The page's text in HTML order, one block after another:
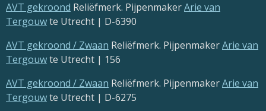
AVT gekroond Reliëfmerk. PijpenmakerArie van
Tergouwte Utrecht | D-6390
AVT gekroond / Zwaan Reliëfmerk. PijpenmakerArie van
Tergouwte Utrecht | 156
AVT gekroond / Zwaan Reliëfmerk. PijpenmakerArie van
Tergouwte Utrecht | D-6275